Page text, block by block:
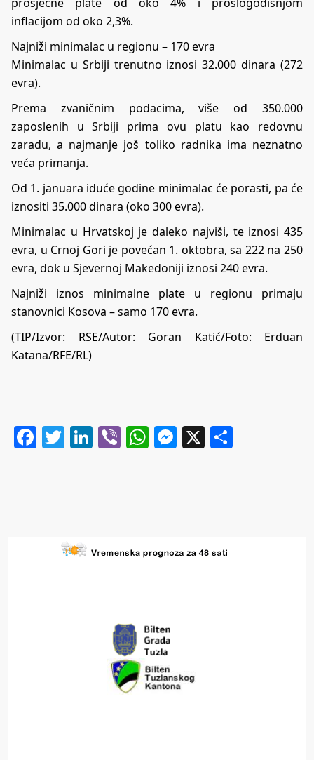
inflacijom od oko 2,3%.
Najniži minimalac u regionu – 170 evra
Minimalac u Srbiji trenutno iznosi 32.000 dinara (272
evra).
Prema zvaničnim podacima, više od 350.000
zaposlenih u Srbiji prima ovu platu kao redovnu
zaradu, a najmanje još toliko radnika ima neznatno
veća primanja.
Od 1. januara iduće godine minimalac će porasti, pa će
iznositi 35.000 dinara (oko 300 evra).
Minimalac u Hrvatskoj je daleko najviši, te iznosi 435
evra, u Crnoj Gori je povećan 1. oktobra, sa 222 na 250
evra, dok u Sjevernoj Makedoniji iznosi 240 evra.
Najniži iznos minimalne plate u regionu primaju
stanovnici Kosova – samo 170 evra.
(TIP/Izvor: RSE/Autor: Goran Katić/Foto: Erduan
Katana/RFE/RL)
Facebook
Twitter
LinkedIn
ViberWhatsApp
Messenger
X